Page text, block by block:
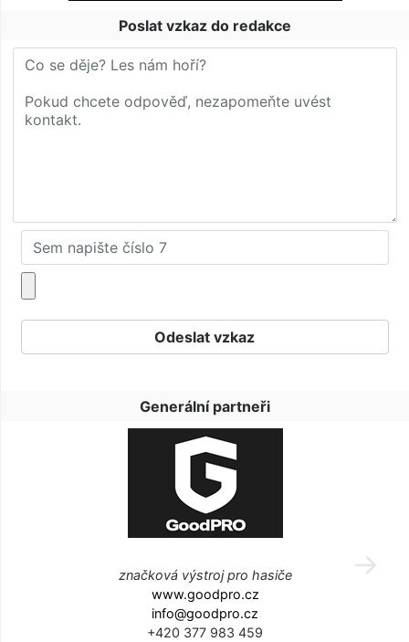
Poslat vzkaz do redakce
Generální partneři
značková výstroj pro hasiče
www.goodpro.cz
info@goodpro.cz
+420 377 983 459